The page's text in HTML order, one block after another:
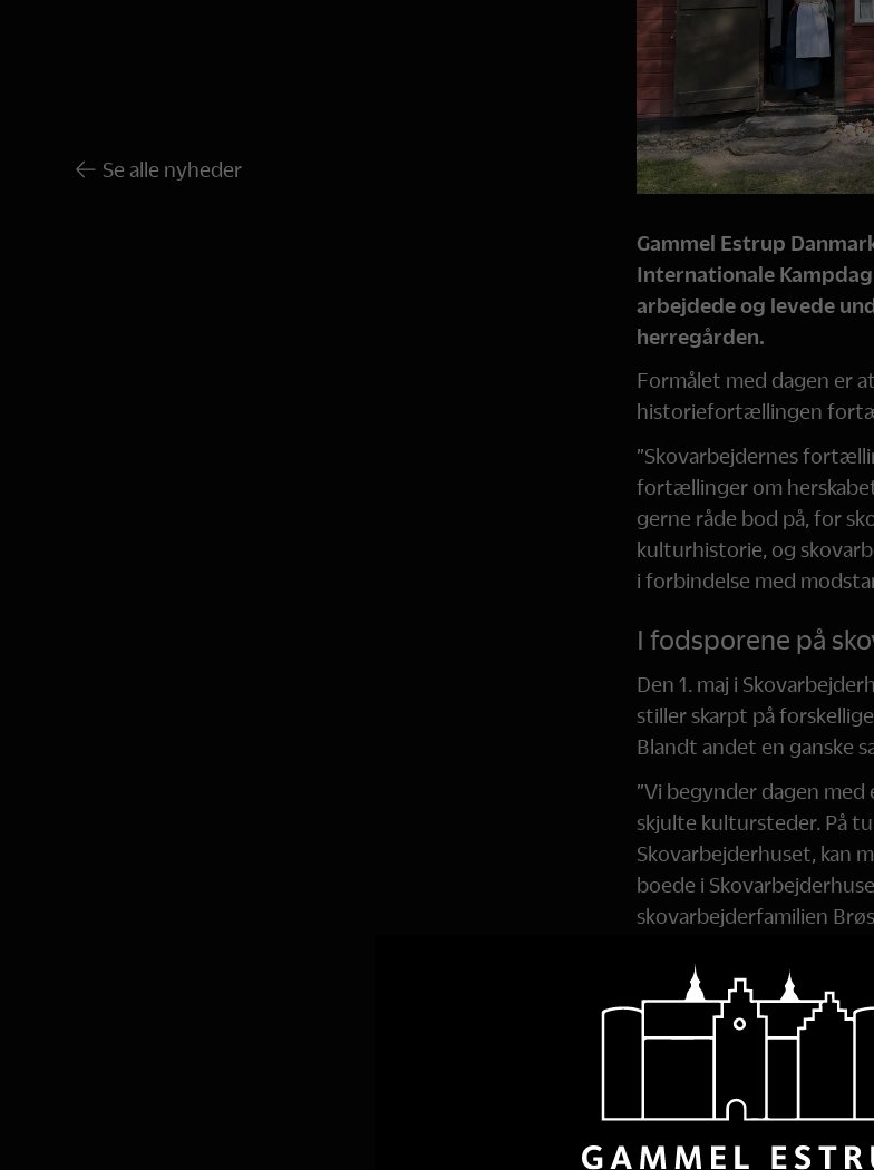
Se alle nyheder
Gammel Estrup
Internationale
arbejdede og levede
herregården.
Formålet med dagen er
historiefortællingen
”Skovarbejdernes
fortællinger om
gerne råde bod på, for
kulturhistorie, og
i forbindelse med
I fodsporene på
Den 1. maj i
stiller skarpt på
Blandt andet en ganske
”Vi begynder dagen
skjulte kultursteder. På
Skovarbejderhuset, kan
boede i
skovarbejderfamilien
lokalområdet og
Turen begynder kl. 10
knap 3 km lange tur til
Ved huset er der i løbet
eget legitimationskort